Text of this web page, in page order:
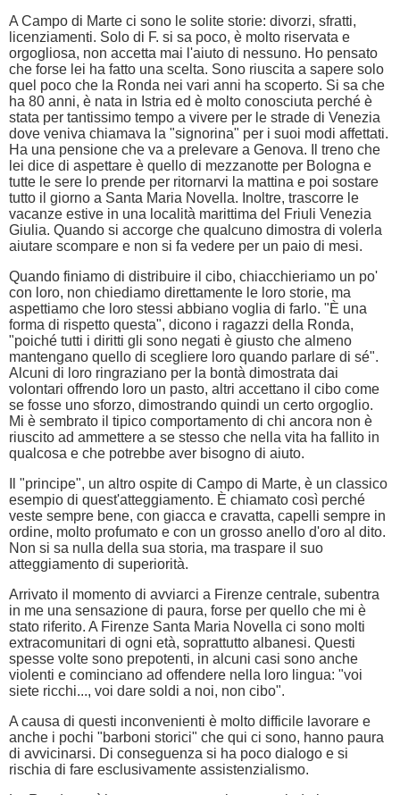
A Campo di Marte ci sono le solite storie: divorzi, sfratti,
licenziamenti. Solo di F. si sa poco, è molto riservata e
orgogliosa, non accetta mai l'aiuto di nessuno. Ho pensato
che forse lei ha fatto una scelta. Sono riuscita a sapere solo
quel poco che la Ronda nei vari anni ha scoperto. Si sa che
ha 80 anni, è nata in Istria ed è molto conosciuta perché è
stata per tantissimo tempo a vivere per le strade di Venezia
dove veniva chiamava la "signorina" per i suoi modi affettati.
Ha una pensione che va a prelevare a Genova. Il treno che
lei dice di aspettare è quello di mezzanotte per Bologna e
tutte le sere lo prende per ritornarvi la mattina e poi sostare
tutto il giorno a Santa Maria Novella. Inoltre, trascorre le
vacanze estive in una località marittima del Friuli Venezia
Giulia. Quando si accorge che qualcuno dimostra di volerla
aiutare scompare e non si fa vedere per un paio di mesi.
Quando finiamo di distribuire il cibo, chiacchieriamo un po'
con loro, non chiediamo direttamente le loro storie, ma
aspettiamo che loro stessi abbiano voglia di farlo. "È una
forma di rispetto questa", dicono i ragazzi della Ronda,
"poiché tutti i diritti gli sono negati è giusto che almeno
mantengano quello di scegliere loro quando parlare di sé".
Alcuni di loro ringraziano per la bontà dimostrata dai
volontari offrendo loro un pasto, altri accettano il cibo come
se fosse uno sforzo, dimostrando quindi un certo orgoglio.
Mi è sembrato il tipico comportamento di chi ancora non è
riuscito ad ammettere a se stesso che nella vita ha fallito in
qualcosa e che potrebbe aver bisogno di aiuto.
Il "principe", un altro ospite di Campo di Marte, è un classico
esempio di quest'atteggiamento. È chiamato così perché
veste sempre bene, con giacca e cravatta, capelli sempre in
ordine, molto profumato e con un grosso anello d'oro al dito.
Non si sa nulla della sua storia, ma traspare il suo
atteggiamento di superiorità.
Arrivato il momento di avviarci a Firenze centrale, subentra
in me una sensazione di paura, forse per quello che mi è
stato riferito. A Firenze Santa Maria Novella ci sono molti
extracomunitari di ogni età, soprattutto albanesi. Questi
spesse volte sono prepotenti, in alcuni casi sono anche
violenti e cominciano ad offendere nella loro lingua: "voi
siete ricchi..., voi dare soldi a noi, non cibo".
A causa di questi inconvenienti è molto difficile lavorare e
anche i pochi "barboni storici" che qui ci sono, hanno paura
di avvicinarsi. Di conseguenza si ha poco dialogo e si
rischia di fare esclusivamente assistenzialismo.